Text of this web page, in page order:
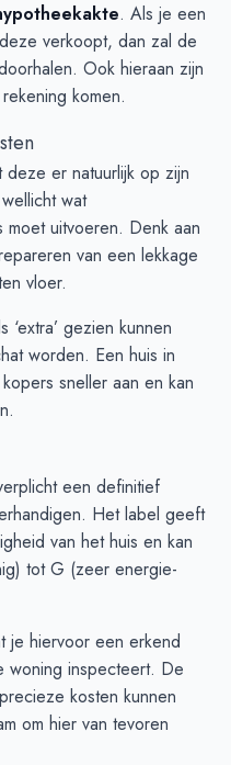
. Als je een
verkoopt, dan zal de
Ook hieraan zijn
komen.
er natuurlijk op zijn
wat
moet uitvoeren. Denk aan
van een lekkage
vloer.
gezien kunnen
worden. Een huis in
sneller aan en kan
een definitief
Het label geeft
van het huis en kan
tot G (zeer energie-
je hiervoor een erkend
woning inspecteert. De
kosten kunnen
om hier van tevoren